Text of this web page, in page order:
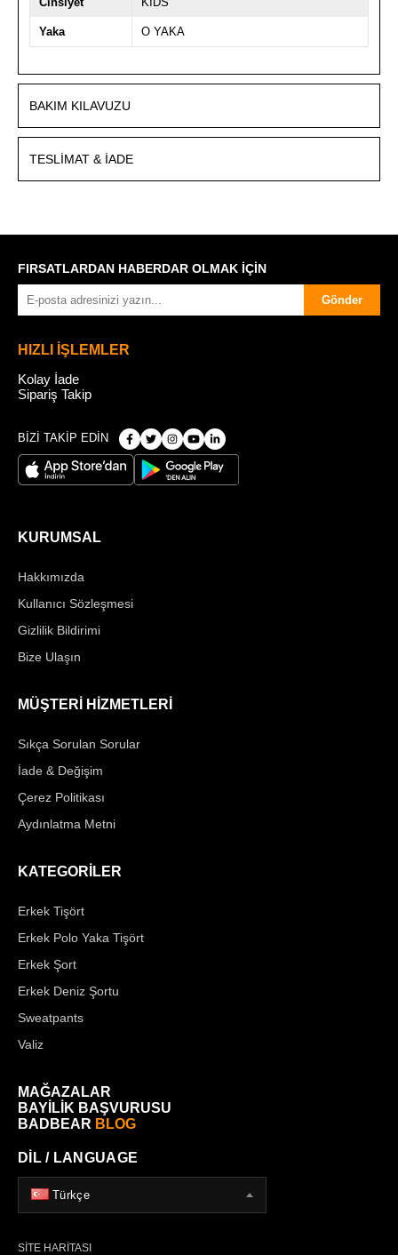
Yaka O YAKA
BAKIM KILAVUZU
TESLIMAT & İADE
FIRSATLARDAN HABERDAR OLMAK İÇİN
Gönder
HIZLI İŞLEMLER
Kolay İade
Sipariş Takip
BİZİ TAKİP EDİN
KURUMSAL
Hakkımızda
Kullanıcı Sözleşmesi
Gizlilik Bildirimi
Bize Ulaşın
MÜŞTERİ HİZMETLERİ
Sıkça Sorulan Sorular
İade & Değişim
Çerez Politikası
Aydınlatma Metni
KATEGORİLER
Erkek Tişört
Erkek Polo Yaka Tişört
Erkek Şort
Erkek Deniz Şortu
Sweatpants
Valiz
MAĞAZALAR
BAYİLİK BAŞVURUSU
BADBEAR BLOG
DİL / LANGUAGE
Türkçe
SİTE HARİTASI